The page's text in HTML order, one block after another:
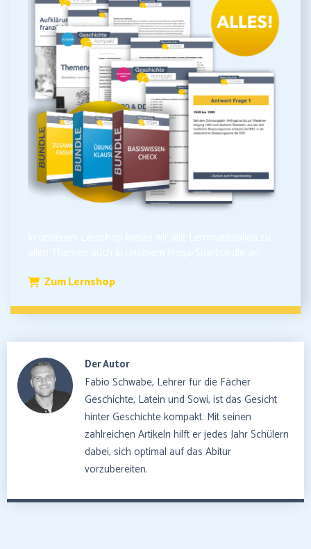
Zum Lernshop
Der Autor
Fabio Schwabe, Lehrer für die Fächer
Geschichte, Latein und Sowi, ist das Gesicht
hinter Geschichte kompakt. Mit seinen
zahlreichen Artikeln hilft er jedes Jahr Schülern
dabei, sich optimal auf das Abitur
vorzubereiten.